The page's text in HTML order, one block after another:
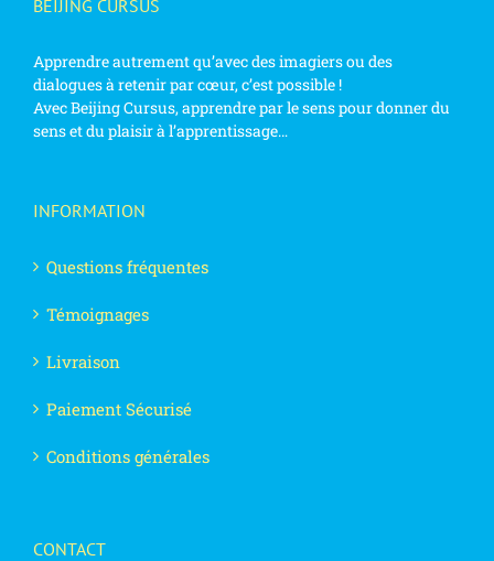
BEIJING CURSUS
Apprendre autrement qu’avec des imagiers ou des
dialogues à retenir par cœur, c’est possible !
Avec Beijing Cursus, apprendre par le sens pour donner du
sens et du plaisir à l’apprentissage…
INFORMATION
Questions fréquentes
Témoignages
Livraison
Paiement Sécurisé
Conditions générales
CONTACT